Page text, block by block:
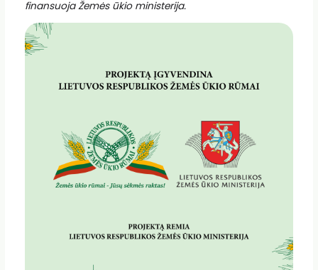
finansuoja Žemės ūkio ministerija.